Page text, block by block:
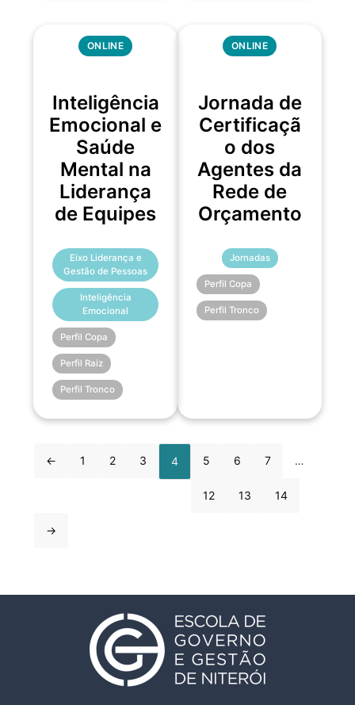
ONLINE
Inteligência
Emocional e
Saúde
Mental na
Liderança
de Equipes
Eixo Liderança e
Gestão de Pessoas
Inteligência
Emocional
Perfil Copa
Perfil Raiz
Perfil Tronco
ONLINE
Jornada de
Certificaçã
o dos
Agentes da
Rede de
Orçamento
Jornadas
Perfil Copa
Perfil Tronco
← 1 2 3 4 5 6 7 …
12 13 14
→